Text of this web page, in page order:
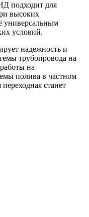
подходит для
высоких
универсальным
условий.
надежность и
трубопровода на
на
полива в частном
станет